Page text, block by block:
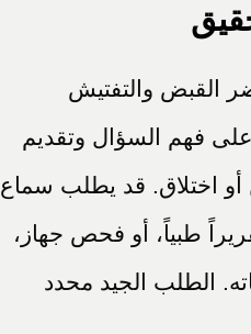
القبض والتفتيش
فهم السؤال وتقديم
أو اختلاق. قد يطلب سماع
طبياً، أو فحص جهاز،
الطلب الجيد محدد